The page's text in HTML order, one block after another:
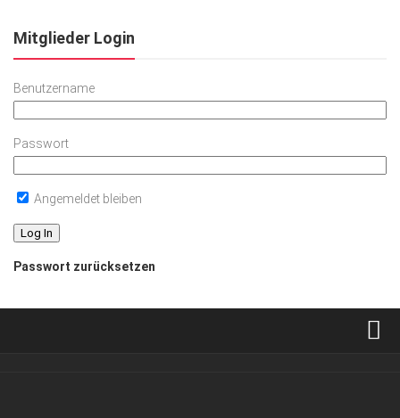
Mitglieder Login
Benutzername
Passwort
Angemeldet bleiben
Passwort zurücksetzen